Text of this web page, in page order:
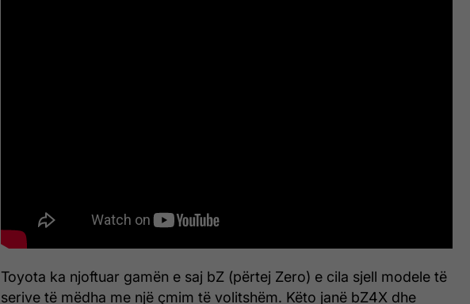
Toyota ka njoftuar gamën e saj bZ (përtej Zero) e cila sjell modele të
serive të mëdha me një çmim të volitshëm. Këto janë bZ4X dhe